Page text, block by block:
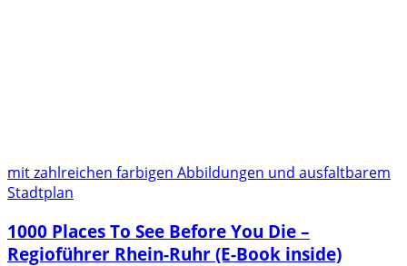
mit zahlreichen farbigen Abbildungen und ausfaltbarem
Stadtplan
1000 Places To See Before You Die –
Regioführer Rhein-Ruhr (E-Book inside)